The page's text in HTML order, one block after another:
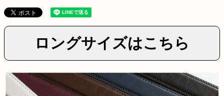
ロングサイズはこちら